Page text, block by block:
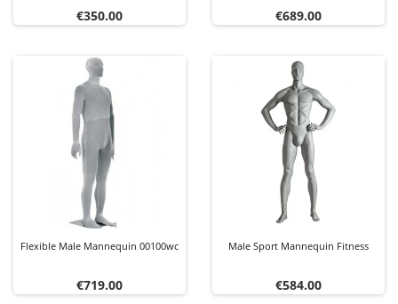
Price
€350.00 Price
€689.00
Flexible Male Mannequin 00100wc
Price
€719.00
Male Sport Mannequin Fitness
Price
€584.00